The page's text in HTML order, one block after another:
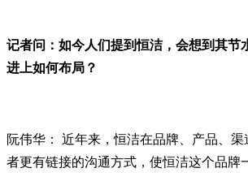
记者问：如今人们提到恒洁，会想到其
进上如何布局？
阮伟华： 近年来，恒洁在品牌、产品、
者更有链接的沟通方式，使恒洁这个品牌